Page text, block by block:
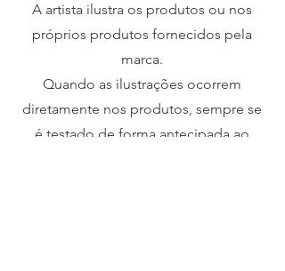
A artista ilustra os produtos ou nos
próprios produtos fornecidos pela
marca.
Quando as ilustrações ocorrem
diretamente nos produtos, sempre se
é testado de forma antecipada ao